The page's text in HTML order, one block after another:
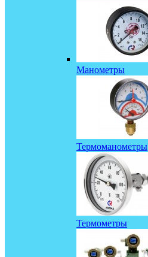
Манометры
Термоманометры
Термометры